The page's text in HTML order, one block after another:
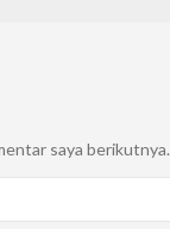
saya berikutnya.